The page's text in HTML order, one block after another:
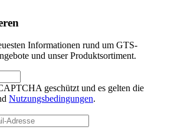
Informationen rund um GTS-
und unser Produktsortiment.
geschützt und es gelten die
Nutzungsbedingungen.